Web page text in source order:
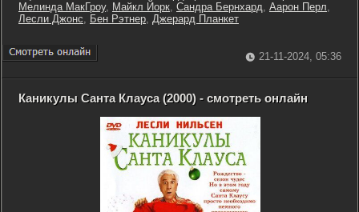
Мелинда МакГроу, Майкл Йорк, Сандра Бернхард, Аарон Перл,
Лесли Джонс, Бен Рэтнер, Джерард Планкет
21-11-2024, 05:36
Каникулы Санта Клауса (2000) - смотреть онлайн